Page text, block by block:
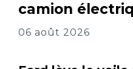
camion
06 août 2026